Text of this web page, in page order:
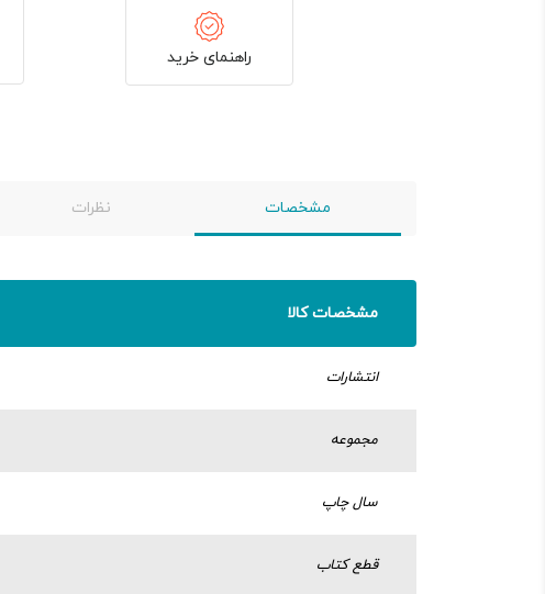
راهنمای خرید
مشخصات نظرات
مشخصات کالا
انتشارات
مجموعه
سال چاپ
قطع کتاب